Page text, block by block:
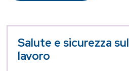
Salute e sicurezza sul
lavoro